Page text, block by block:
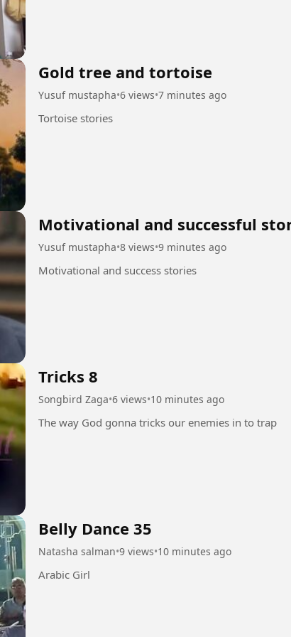
Gold tree and tortoise
Yusuf mustapha•6 views•7 minutes ago
Tortoise stories
Motivational and successful
Yusuf mustapha•8 views•9 minutes ago
Motivational and success stories
Tricks 8
Songbird Zaga•6 views•10 minutes ago
The way God gonna tricks our enemies in to trap
Belly Dance 35
Natasha salman•9 views•10 minutes ago
Arabic Girl